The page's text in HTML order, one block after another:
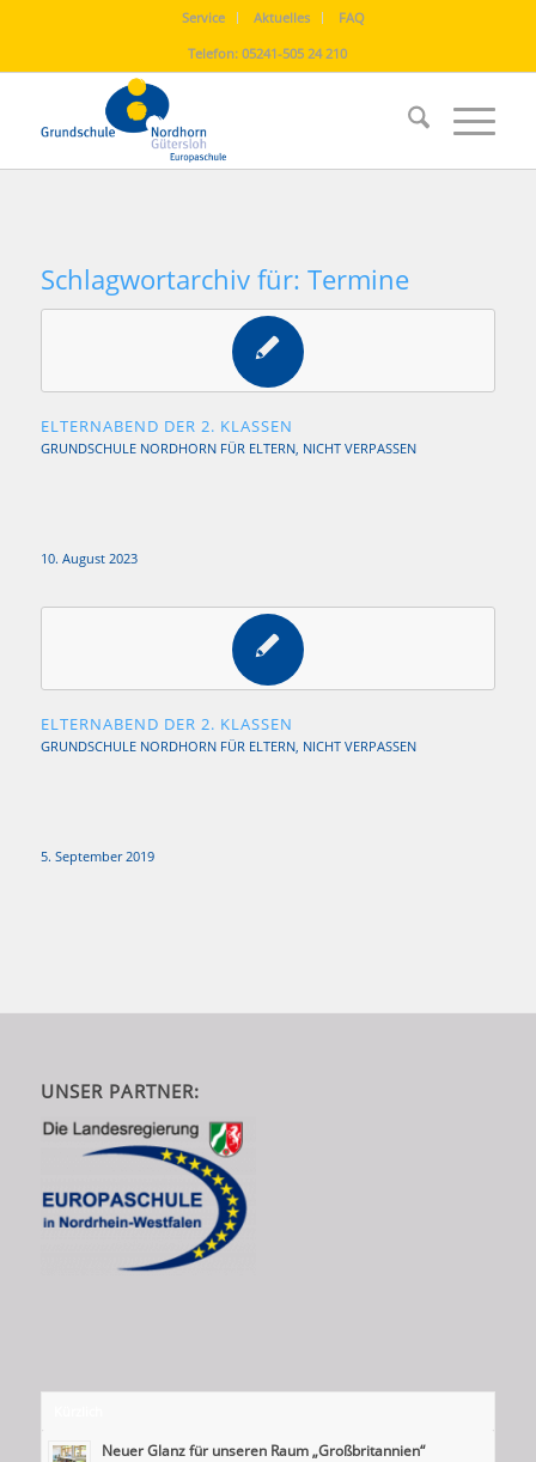
Service Aktuelles
FAQ
Telefon:05241-505 24 210
Schlagwortarchiv für: Termine
ELTERNABEND DER 2. KLASSEN
GRUNDSCHULE NORDHORN FÜR ELTERN, NICHT VERPASSEN
10. August 2023
ELTERNABEND DER 2. KLASSEN
GRUNDSCHULE NORDHORN FÜR ELTERN, NICHT VERPASSEN
5. September 2019
UNSER PARTNER:
Neuer Glanz für unseren Raum „Großbritannien“